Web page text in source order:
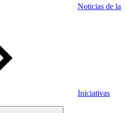
Noticias de la
Iniciativas